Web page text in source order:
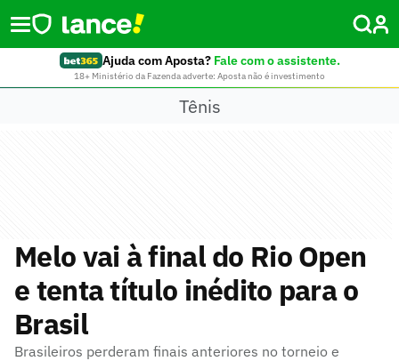
Ajuda com Aposta? Fale com o assistente.
18+ Ministério da Fazenda adverte: Aposta não é investimento
Tênis
Melo vai à final do Rio Open
e tenta título inédito para o
Brasil
Brasileiros perderam finais anteriores no torneio e